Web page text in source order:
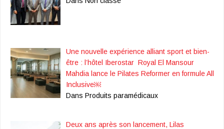
Une nouvelle expérience alliant sport et bien-
être : l’hôtel Iberostar Royal El Mansour
Mahdia lance le Pilates Reformer en formule All
Inclusive￼
Dans Produits paramédicaux
Deux ans après son lancement, Lilas